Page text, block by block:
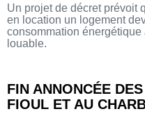
Un projet de décret prévoit
en location un logement
consommation
louable.
FIN ANNONCÉE
FIOUL ET AU